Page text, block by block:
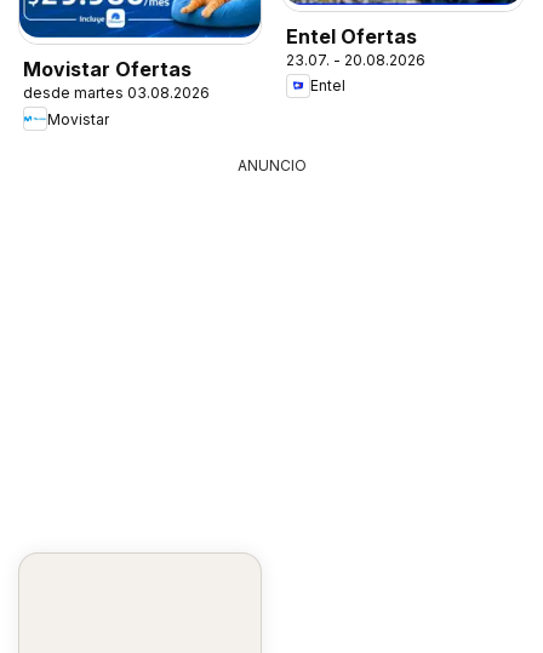
Movistar Ofertas
desde martes 03.08.2026
Movistar
Entel Ofertas
23.07. - 20.08.2026
Entel
ANUNCIO